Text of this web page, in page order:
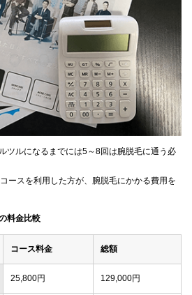
ツルになるまでには5～8回は腕脱毛に通う必
ースを利用した方が、腕脱毛にかかる費用を
料金比較
コース料金 総額
25,800円 129,000円